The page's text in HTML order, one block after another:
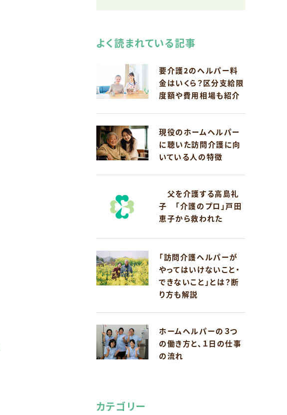
よく読まれている記事
要介護2のヘルパー料
金はいくら？区分支給限
度額や費用相場も紹介
現役のホームヘルパー
に聴いた訪問介護に向
いている人の特徴
父を介護する高島礼
子 「介護のプロ」戸田
恵子から救われた
「訪問介護ヘルパーが
やってはいけないこと・
できないこと」とは？断
り方も解説
ホームヘルパーの３つ
の働き方と、１日の仕事
の流れ
カテゴリー